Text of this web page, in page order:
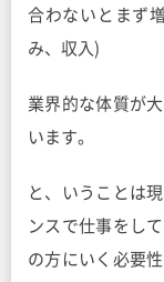
合わないとまず
み、収入)
業界的な体質が
います。
と、いうことは
ンスで仕事をし
の方にいく必要